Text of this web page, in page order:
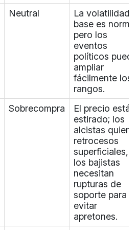
Neutral
La volatilidad
base es
pero los
eventos
políticos
ampliar
fácilmente los
rangos.
Sobrecompra
El precio está
estirado; los
alcistas
retrocesos
superficiales,
los bajistas
necesitan
rupturas de
soporte para
evitar
apretones.